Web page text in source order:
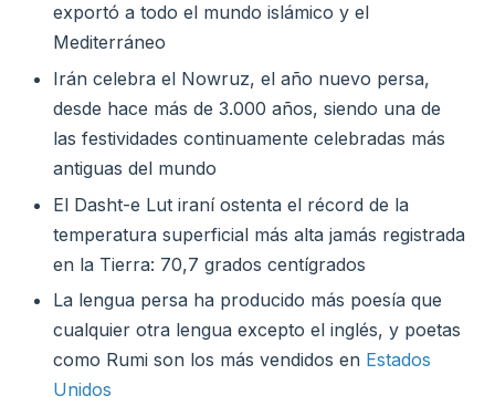
exportó a todo el mundo islámico y el
Mediterráneo
Irán celebra el Nowruz, el año nuevo persa,
desde hace más de 3.000 años, siendo una de
las festividades continuamente celebradas más
antiguas del mundo
El Dasht-e Lut iraní ostenta el récord de la
temperatura superficial más alta jamás registrada
en la Tierra: 70,7 grados centígrados
La lengua persa ha producido más poesía que
cualquier otra lengua excepto el inglés, y poetas
como Rumi son los más vendidos en Estados
Unidos